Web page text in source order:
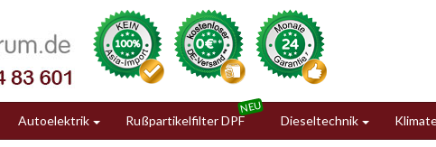
Autoelektrik Rußpartikelfilter DPF Dieseltechnik